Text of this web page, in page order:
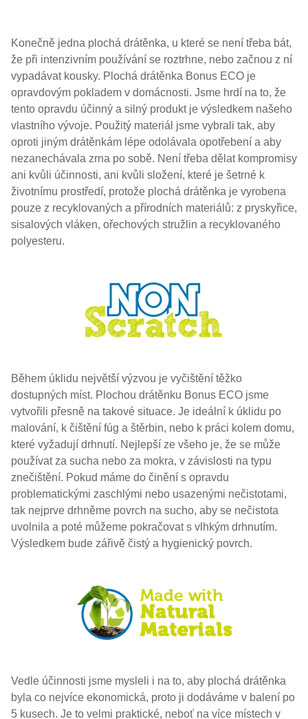
Konečně jedna plochá drátěnka, u které se není třeba bát,
že při intenzivním používání se roztrhne, nebo začnou z ní
vypadávat kousky. Plochá drátěnka Bonus ECO je
opravdovým pokladem v domácnosti. Jsme hrdí na to, že
tento opravdu účinný a silný produkt je výsledkem našeho
vlastního vývoje. Použitý materiál jsme vybrali tak, aby
oproti jiným drátěnkám lépe odolávala opotřebení a aby
nezanechávala zrna po sobě. Není třeba dělat kompromisy
ani kvůli účinnosti, ani kvůli složení, které je šetrné k
životnímu prostředí, protože plochá drátěnka je vyrobena
pouze z recyklovaných a přírodních materiálů: z pryskyřice,
sisalových vláken, ořechových stružlin a recyklovaného
polyesteru.
Během úklidu největší výzvou je vyčištění těžko
dostupných míst. Plochou drátěnku Bonus ECO jsme
vytvořili přesně na takové situace. Je ideální k úklidu po
malování, k čištění fúg a štěrbin, nebo k práci kolem domu,
které vyžadují drhnutí. Nejlepší ze všeho je, že se může
používat za sucha nebo za mokra, v závislosti na typu
znečištění. Pokud máme do činění s opravdu
problematickými zaschlými nebo usazenými nečistotami,
tak nejprve drhněme povrch na sucho, aby se nečistota
uvolnila a poté můžeme pokračovat s vlhkým drhnutím.
Výsledkem bude zářivě čistý a hygienický povrch.
Vedle účinnosti jsme mysleli i na to, aby plochá drátěnka
byla co nejvíce ekonomická, proto ji dodáváme v balení po
5 kusech. Je to velmi praktické, neboť na více místech v